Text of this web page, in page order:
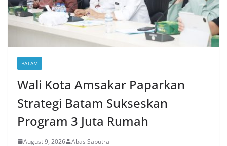
BATAM
Wali Kota Amsakar Paparkan
Strategi Batam Sukseskan
Program 3 Juta Rumah
August 9, 2026 Abas Saputra